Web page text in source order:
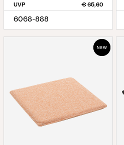
UVP € 65,60
6068-888